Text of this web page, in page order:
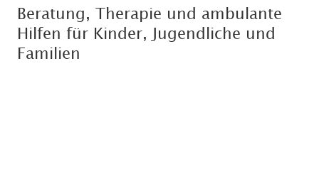
Beratung, Therapie und ambulante
Hilfen für Kinder, Jugendliche und
Familien